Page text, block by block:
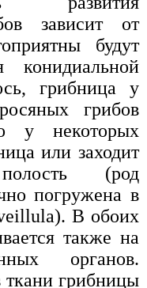
зависит от
будут
конидиальной
грибница у
грибов
у некоторых
или заходит
(род
погружена в
В обоих
также на
органов.
грибницы